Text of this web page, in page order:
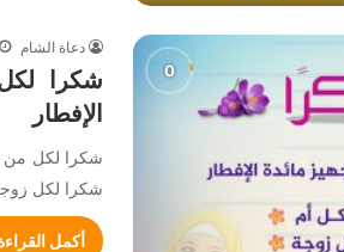
دعاة الشام
شكرا
الإفطار
شكرا لكل من
شكرا لكل
أكمل